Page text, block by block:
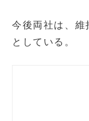
今後両社は、維
としている。